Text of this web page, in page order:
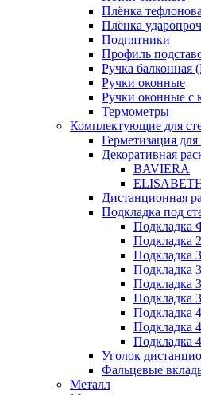
Плёнка
Плёнка
Подпятники
Профиль
Ручка
Ручки оконные
Ручки оконные с
Термометры
Комплектующие для
Герметизация для
Декоративная
BAVIERA
Дистанционная
Подкладка под
Подкладка
Подкладка
Подкладка
Подкладка
Подкладка
Подкладка
Подкладка
Уголок
Фальцевые
Металл